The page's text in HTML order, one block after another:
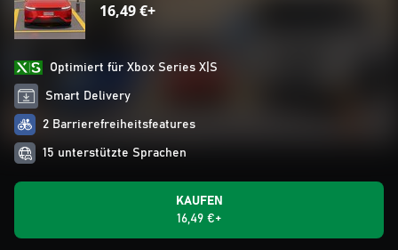
16,49 €+
Optimiert für Xbox Series X|S
Smart Delivery
2 Barrierefreiheitsfeatures
15 unterstützte Sprachen
KAUFEN
16,49 €+